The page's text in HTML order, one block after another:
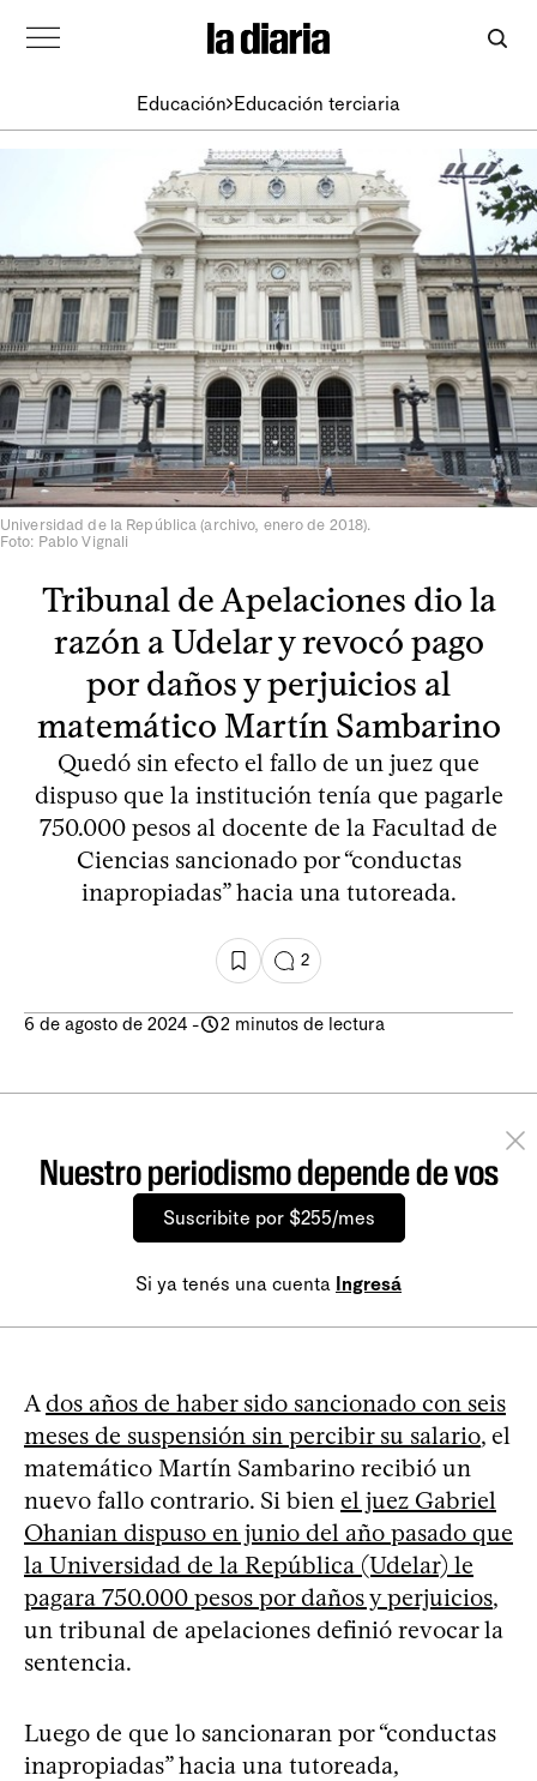
Educación Educación terciaria
Universidad de la República (archivo, enero de 2018).
Foto: Pablo Vignali
Tribunal de Apelaciones dio la
razón a Udelar y revocó pago
por daños y perjuicios al
matemático Martín Sambarino
Quedó sin efecto el fallo de un juez que
dispuso que la institución tenía que pagarle
750.000 pesos al docente de la Facultad de
Ciencias sancionado por “conductas
inapropiadas” hacia una tutoreada.
2
6 de agosto de 2024 - 2 minutos de lectura
Nuestro periodismo depende de vos
Suscribite por $255/mes
Si ya tenés una cuenta Ingresá
A dos años de haber sido sancionado con seis
meses de suspensión sin percibir su salario, el
matemático Martín Sambarino recibió un
nuevo fallo contrario. Si bien el juez Gabriel
Ohanian dispuso en junio del año pasado que
la Universidad de la República (Udelar) le
pagara 750.000 pesos por daños y perjuicios,
un tribunal de apelaciones definió revocar la
sentencia.
Luego de que lo sancionaran por “conductas
inapropiadas” hacia una tutoreada,